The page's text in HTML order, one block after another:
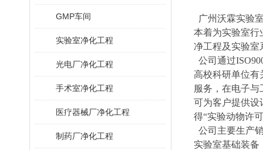
GMP车间
实验室净化工程
光电厂净化工程
手术室净化工程
医疗器械厂净化工程
制药厂净化工程
广州沃霖实验
本着为实验室行
净工程及实验室
公司通过
高校科研单位有
服务，在电子
可为客户提供设
得“实验动物许
公司主要生产
实验室基础装备